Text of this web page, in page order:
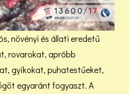
növényi és állati eredetű
rovarokat, apróbb
gyíkokat, puhatestűeket,
egyaránt fogyaszt. A